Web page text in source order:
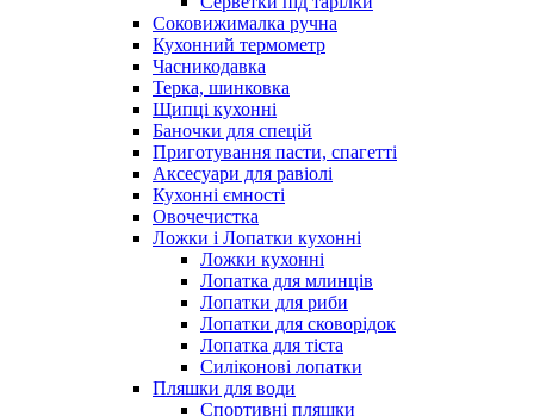
Соковижималка ручна
Кухонний термометр
Часникодавка
Терка, шинковка
Щипці кухонні
Баночки для спецій
Приготування пасти, спагетті
Аксесуари для равіолі
Кухонні ємності
Овочечистка
Ложки і Лопатки кухонні
Ложки кухонні
Лопатка для млинців
Лопатки для риби
Лопатки для сковорідок
Лопатка для тіста
Силіконові лопатки
Пляшки для води
Спортивні пляшки